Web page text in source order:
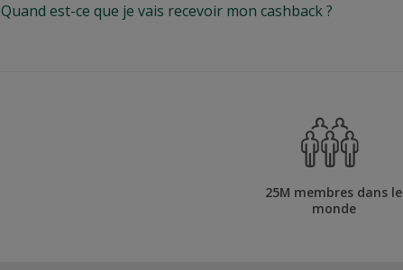
Quand est-ce que je vais recevoir mon cashback ?
25M membres dans le
monde